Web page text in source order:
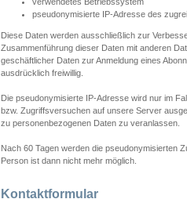
pseudonymisierte IP-Adresse des
Diese Daten werden ausschließlich zur
Zusammenführung dieser Daten mit anderen
geschäftlicher Daten zur Anmeldung eines
ausdrücklich freiwillig.
Die pseudonymisierte IP-Adresse wird nur im
bzw. Zugriffsversuchen auf unsere Server
zu personenbezogenen Daten zu veranlassen.
Nach 60 Tagen werden die pseudonymisierten
Person ist dann nicht mehr möglich.
Kontaktformular